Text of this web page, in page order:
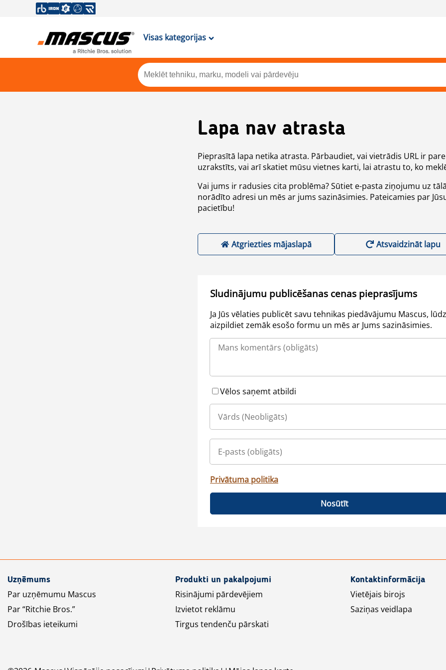
Visas kategorijas
Lapa nav atrasta
Pieprasītā lapa netika atrasta. Pārbaudiet, vai vietrādis URL ir
uzrakstīts, vai arī skatiet mūsu vietnes karti, lai atrastu to, ko
Vai jums ir radusies cita problēma? Sūtiet e-pasta ziņojumu uz
norādīto adresi un mēs ar jums sazināsimies. Pateicamies par
pacietību!
Atgriezties mājaslapā Atsvaidzināt lapu
Sludinājumu publicēšanas cenas pieprasījums
Ja Jūs vēlaties publicēt savu tehnikas piedāvājumu Mascus,
aizpildiet zemāk esošo formu un mēs ar Jums sazināsimies.
Vēlos saņemt atbildi
Privātuma politika
Nosūtīt
Uzņēmums
Par uzņēmumu Mascus
Par “Ritchie Bros.”
Drošības ieteikumi
Produkti un pakalpojumi
Risinājumi pārdevējiem
Izvietot reklāmu
Tirgus tendenču pārskati
Kontaktinformācija
Vietējais birojs
Saziņas veidlapa